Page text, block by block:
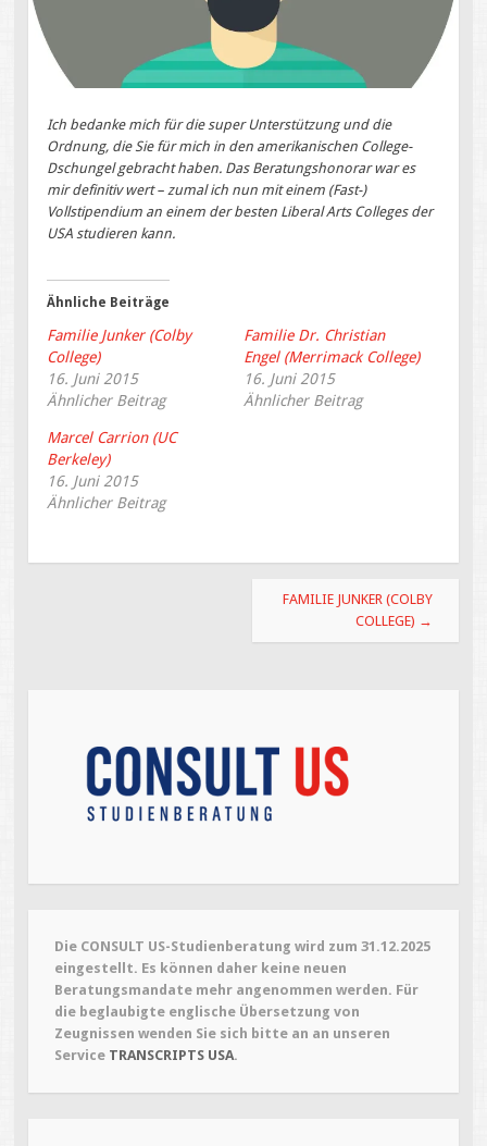
Ich bedanke mich für die super Unterstützung und die
Ordnung, die Sie für mich in den amerikanischen College-
Dschungel gebracht haben. Das Beratungshonorar war es
mir definitiv wert – zumal ich nun mit einem (Fast-)
Vollstipendium an einem der besten Liberal Arts Colleges der
USA studieren kann.
Ähnliche Beiträge
Familie Junker (Colby
College)
16. Juni 2015
Ähnlicher Beitrag
Familie Dr. Christian
Engel (Merrimack College)
16. Juni 2015
Ähnlicher Beitrag
Marcel Carrion (UC
Berkeley)
16. Juni 2015
Ähnlicher Beitrag
FAMILIE JUNKER (COLBY
COLLEGE) →
Die CONSULT US-Studienberatung wird zum 31.12.2025
eingestellt. Es können daher keine neuen
Beratungsmandate mehr angenommen werden. Für
die beglaubigte englische Übersetzung von
Zeugnissen wenden Sie sich bitte an an unseren
Service TRANSCRIPTS USA.